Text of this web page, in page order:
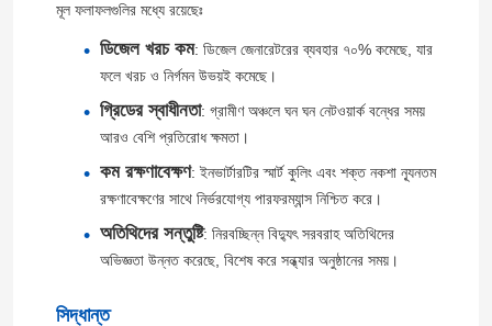
আমাদের সম্পর্কে
মূল ফলাফলগুলির মধ্যে রয়েছেঃ
ডিজেল খরচ কম: ডিজেল জেনারেটরের ব্যবহার ৭০% কমেছে, যার
ফলে খরচ ও নির্গমন উভয়ই কমেছে।
গ্রিডের স্বাধীনতা: গ্রামীণ অঞ্চলে ঘন ঘন নেটওয়ার্ক বন্ধের সময়
আরও বেশি প্রতিরোধ ক্ষমতা।
কম রক্ষণাবেক্ষণ: ইনভার্টারটির স্মার্ট কুলিং এবং শক্ত নকশা ন্যূনতম
রক্ষণাবেক্ষণের সাথে নির্ভরযোগ্য পারফরম্যান্স নিশ্চিত করে।
অতিথিদের সন্তুষ্টি: নিরবচ্ছিন্ন বিদ্যুৎ সরবরাহ অতিথিদের
অভিজ্ঞতা উন্নত করেছে, বিশেষ করে সন্ধ্যার অনুষ্ঠানের সময়।
সিদ্ধান্ত